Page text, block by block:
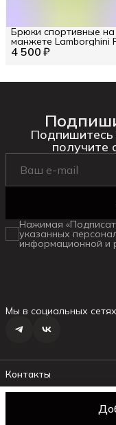
4 500 ₽
Брюки спортивные на
манжете Lamborghini
50 / EU 48 / M
Подпишитесь
получите
Нажимая
указанных
информационной и
Мы в социальных сетях
Контакты
Адрес магазина №1